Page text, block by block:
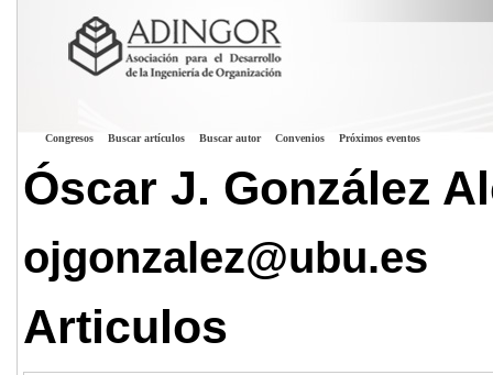
Congresos Buscar artículos Buscar autor Convenios Próximos eventos
Óscar J. González
ojgonzalez@ubu.es
Articulos